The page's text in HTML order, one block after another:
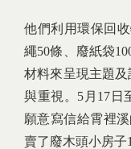
他們利用環保回
繩50條、廢紙袋
材料來呈現主題
與重視。5月17日
願意寫信給霄裡
賣了廢木頭小房子